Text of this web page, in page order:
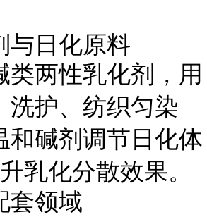
与日化原料
类两性乳化剂，用
洗护、纺织匀染
和碱剂调节日化体
乳化分散效果。
套领域